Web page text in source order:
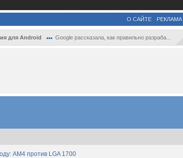
О САЙТЕ РЕКЛАМА
для Android Google рассказала, как правильно разраба...
AM4 против LGA 1700